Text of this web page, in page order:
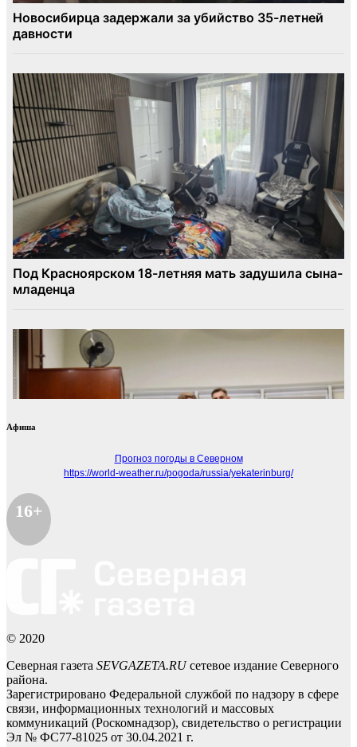
Афиша
Прогноз погоды в Северном
https://world-weather.ru/pogoda/russia/yekaterinburg/
16+
© 2020
Северная газета SEVGAZETA.RUсетевое издание Северного
района.
Зарегистрировано Федеральной службой по надзору в сфере
связи, информационных технологий и массовых
коммуникаций (Роскомнадзор), свидетельство о регистрации
Эл № ФС77-81025 от 30.04.2021 г.